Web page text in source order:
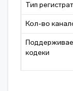
Тип
Кол-во
кодеки